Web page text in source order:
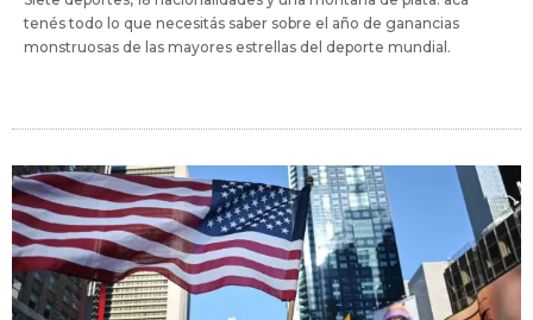
tenés todo lo que necesitás saber sobre el año de ganancias
monstruosas de las mayores estrellas del deporte mundial.